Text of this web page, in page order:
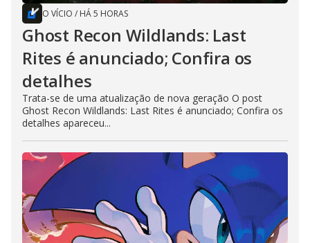
O VÍCIO / HÁ 5 HORAS
Ghost Recon Wildlands: Last
Rites é anunciado; Confira os
detalhes
Trata-se de uma atualização de nova geração O post
Ghost Recon Wildlands: Last Rites é anunciado; Confira os
detalhes apareceu...